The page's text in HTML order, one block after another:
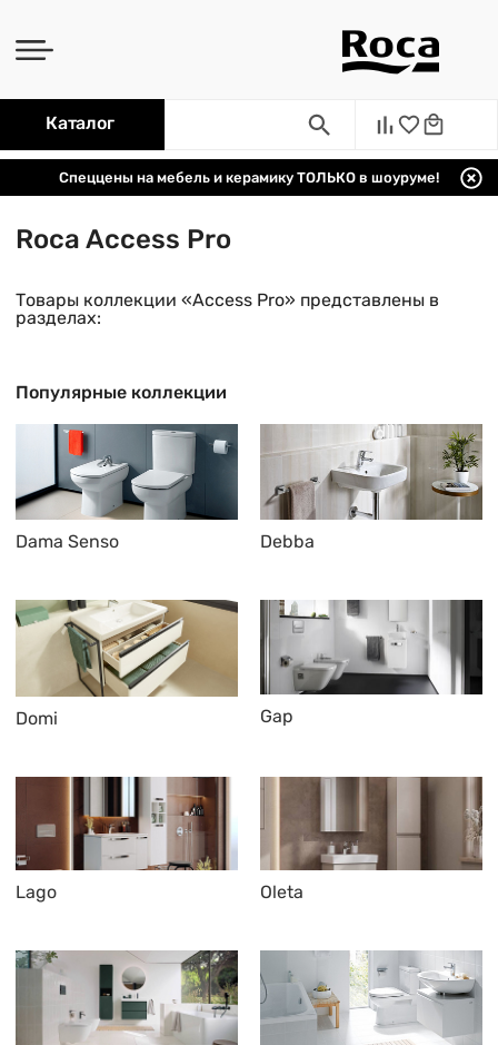
Каталог
Спеццены на мебель и керамику ТОЛЬКО в шоуруме!
Roca Access Pro
Товары коллекции «Access Pro» представлены в
разделах:
Популярные коллекции
Dama Senso Debba
Domi Gap
Lago Oleta